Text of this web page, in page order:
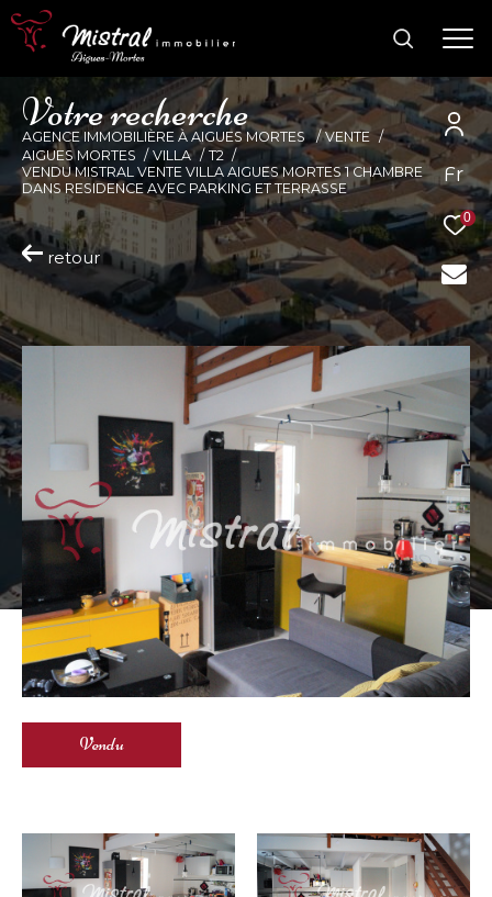
Fr
0
Votrerecherche
AGENCE IMMOBILIÈRE À AIGUES MORTES
VENTE
AIGUES MORTES
VILLA
T2
VENDU MISTRAL VENTE VILLA AIGUES MORTES 1 CHAMBRE
DANS RESIDENCE AVEC PARKING ET TERRASSE
retour
Vendu